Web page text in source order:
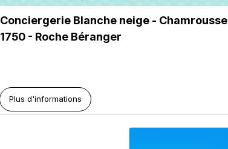
Conciergerie Blanche neige - Chamrousse
1750 - Roche Béranger
Plus d'informations